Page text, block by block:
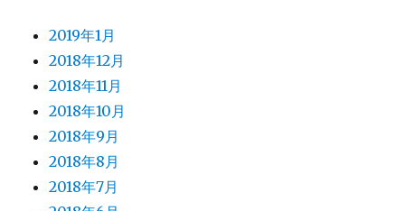
2019年1月
2018年12月
2018年11月
2018年10月
2018年9月
2018年8月
2018年7月